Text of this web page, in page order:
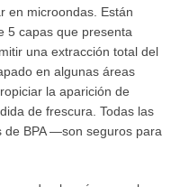
en microondas. Están
5 capas que presenta
una extracción total del
en algunas áreas
la aparición de
de frescura. Todas las
de BPA —son seguros para